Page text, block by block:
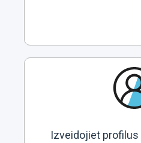
Izveidojiet